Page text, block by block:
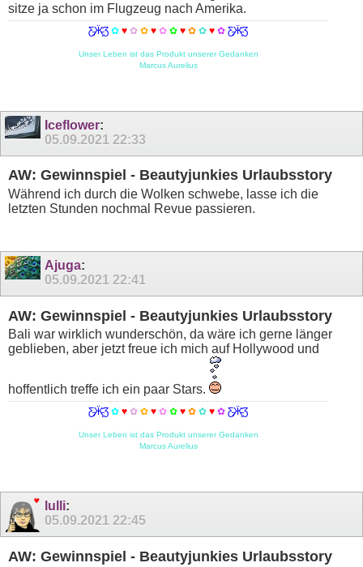
sitze ja schon im Flugzeug nach Amerika.
Ƹ̵̡Ӝ̵̨̄Ʒ ✿♥✿ ✿ ♥✿✿♥✿✿♥✿Ƹ̵̡Ӝ̵̨̄Ʒ
Unser Leben ist das Produkt unserer Gedanken
Marcus Aurelius
Iceflower:
05.09.2021 22:33
AW: Gewinnspiel - Beautyjunkies Urlaubsstory
Während ich durch die Wolken schwebe, lasse ich die
letzten Stunden nochmal Revue passieren.
Ajuga:
05.09.2021 22:41
AW: Gewinnspiel - Beautyjunkies Urlaubsstory
Bali war wirklich wunderschön, da wäre ich gerne länger
geblieben, aber jetzt freue ich mich auf Hollywood und
hoffentlich treffe ich ein paar Stars.
Ƹ̵̡Ӝ̵̨̄Ʒ ✿♥✿ ✿ ♥✿✿♥✿✿♥✿Ƹ̵̡Ӝ̵̨̄Ʒ
Unser Leben ist das Produkt unserer Gedanken
Marcus Aurelius
lulli:
05.09.2021 22:45
AW: Gewinnspiel - Beautyjunkies Urlaubsstory